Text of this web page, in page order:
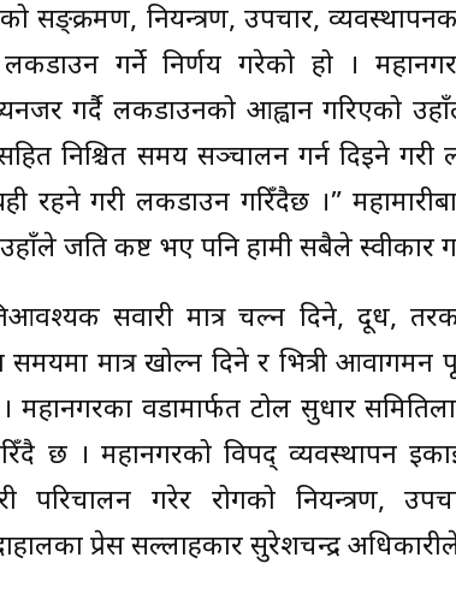
सङ्क्रमण, नियन्त्रण, उपचार,
गर्ने निर्णय गरेको हो ।
गर्दै लकडाउनको आह्वान गरिएको
निश्चित समय सञ्चालन गर्न दिइने
रहने गरी लकडाउन गरिँदैछ ।”
जति कष्ट भए पनि हामी सबैले स्वीकार
सवारी मात्र चल्न दिने, दूध,
समयमा मात्र खोल्न दिने र भित्री
महानगरका वडामार्फत टोल सुधार
छ । महानगरको विपद् व्यवस्थापन
परिचालन गरेर रोगको नियन्त्रण,
प्रेस सल्लाहकार सुरेशचन्द्र